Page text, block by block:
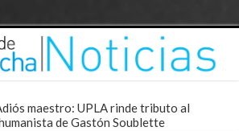
maestro: UPLA rinde tributo al
de Gastón Soublette